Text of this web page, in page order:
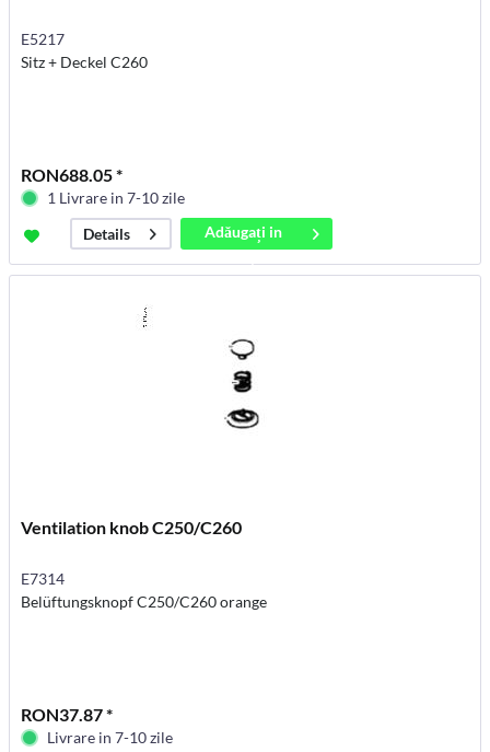
E5217
Sitz + Deckel C260
RON688.05 *
1 Livrare in 7-10 zile
Details
Adăugați in
coș
Ventilation knob C250/C260
E7314
Belüftungsknopf C250/C260 orange
RON37.87 *
Livrare in 7-10 zile